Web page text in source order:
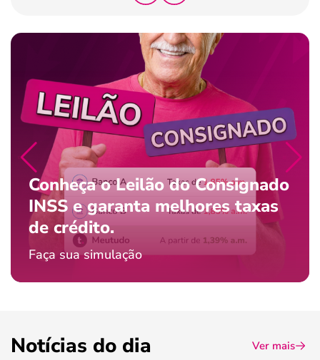
Conheça o Leilão do Consignado
INSS e garanta melhores taxas
de crédito.
Faça sua simulação
Notícias do dia Ver mais